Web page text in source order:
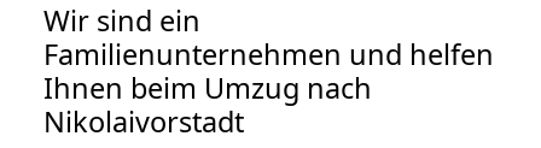
Wir sind ein
Familienunternehmen und helfen
Ihnen beim Umzug nach
Nikolaivorstadt